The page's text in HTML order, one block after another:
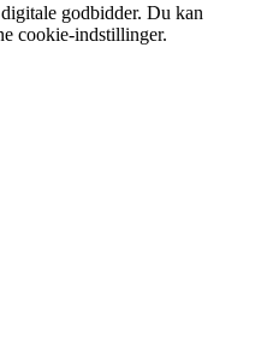
godbidder. Du kan
cookie-indstillinger.